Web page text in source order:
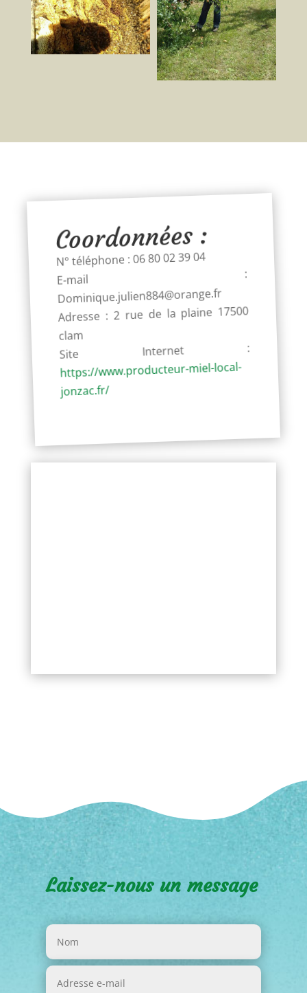
Coordonnées :
N° téléphone : 06 80 02 39 04
E-mail
:
Dominique.julien884@orange.fr
Adresse : 2 rue de la plaine 17500
clam
Site Internet :
https://www.producteur-miel-local-
jonzac.fr/
Laissez-nous un message